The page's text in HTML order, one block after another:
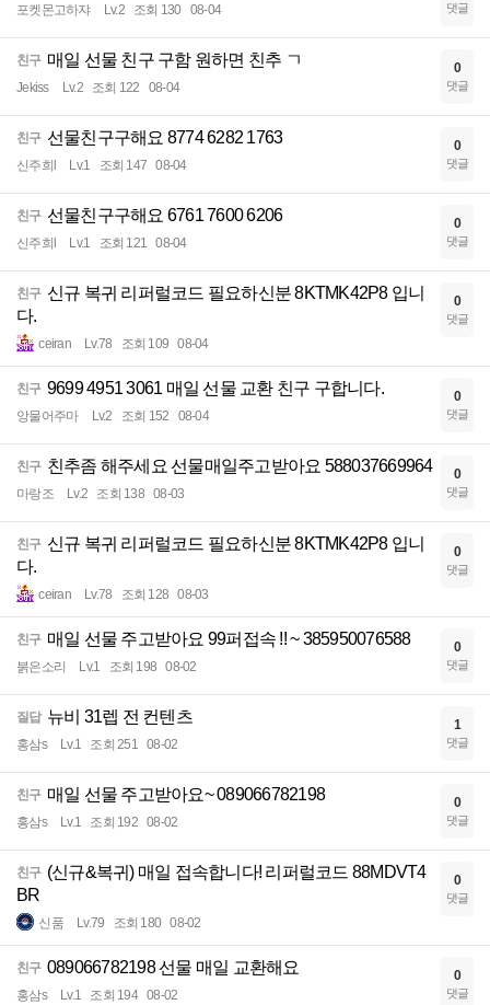
포켓몬고하쟈 Lv.2 조회 130 08-04 댓글
친구 매일 선물 친구 구함 원하면 친추 ㄱ
Jekiss Lv.2 조회 122 08-04
0
댓글
친구 선물친구구해요 8774 6282 1763
신주희l Lv.1 조회 147 08-04
0
댓글
친구 선물친구구해요 6761 7600 6206
신주희l Lv.1 조회 121 08-04
0
댓글
친구 신규 복귀 리퍼럴코드 필요하신분 8KTMK42P8 입니
다.
ceiran Lv.78 조회 109 08-04
0
댓글
친구 9699 4951 3061 매일 선물 교환 친구 구합니다.
앙물어주마 Lv.2 조회 152 08-04
0
댓글
친구 친추좀 해주세요 선물매일주고받아요 588037669964
마랑조 Lv.2 조회 138 08-03
0
댓글
친구 신규 복귀 리퍼럴코드 필요하신분 8KTMK42P8 입니
다.
ceiran Lv.78 조회 128 08-03
0
댓글
친구 매일 선물 주고받아요 99퍼접속 !! ~ 385950076588
붉은소리 Lv.1 조회 198 08-02
0
댓글
질답 뉴비 31렙 전 컨텐츠
홍삼s Lv.1 조회 251 08-02
1
댓글
친구 매일 선물 주고받아요~ 089066782198
홍삼s Lv.1 조회 192 08-02
0
댓글
친구 (신규&복귀) 매일 접속합니다! 리퍼럴코드 88MDVT4
BR
신품 Lv.79 조회 180 08-02
0
댓글
친구 089066782198 선물 매일 교환해요
홍삼s Lv.1 조회 194 08-02
0
댓글